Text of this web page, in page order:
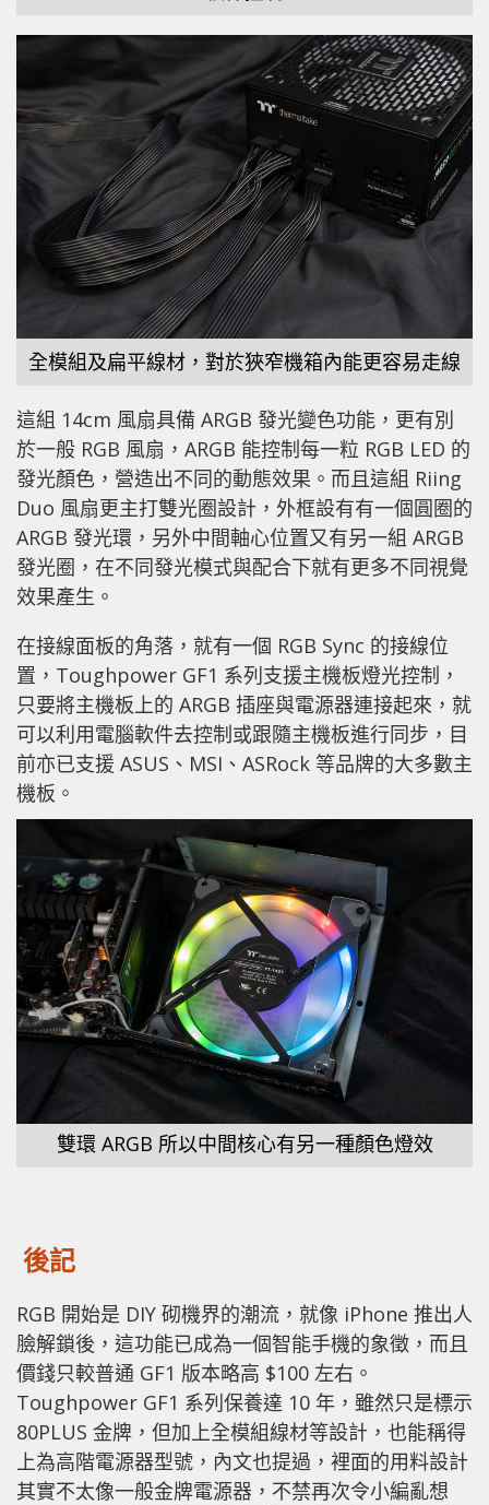
全模組及扁平線材，對於狹窄機箱內能更容易走線
這組 14cm 風扇具備 ARGB 發光變色功能，更有別
於一般 RGB 風扇，ARGB 能控制每一粒 RGB LED 的
發光顏色，營造出不同的動態效果。而且這組 Riing
Duo 風扇更主打雙光圈設計，外框設有有一個圓圈的
ARGB 發光環，另外中間軸心位置又有另一組 ARGB
發光圈，在不同發光模式與配合下就有更多不同視覺
效果產生。
在接線面板的角落，就有一個 RGB Sync 的接線位
置，Toughpower GF1 系列支援主機板燈光控制，
只要將主機板上的 ARGB 插座與電源器連接起來，就
可以利用電腦軟件去控制或跟隨主機板進行同步，目
前亦已支援 ASUS、MSI、ASRock 等品牌的大多數主
機板。
雙環 ARGB 所以中間核心有另一種顏色燈效
後記
RGB 開始是 DIY 砌機界的潮流，就像 iPhone 推出人
臉解鎖後，這功能已成為一個智能手機的象徵，而且
價錢只較普通 GF1 版本略高 $100 左右。
Toughpower GF1 系列保養達 10 年，雖然只是標示
80PLUS 金牌，但加上全模組線材等設計，也能稱得
上為高階電源器型號，內文也提過，裡面的用料設計
其實不太像一般金牌電源器，不禁再次令小編亂想